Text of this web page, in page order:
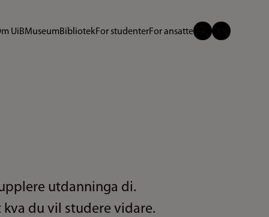
UiBMuseumBibliotekFor studenterFor ansatte
utdanninga di.
du vil studere vidare.